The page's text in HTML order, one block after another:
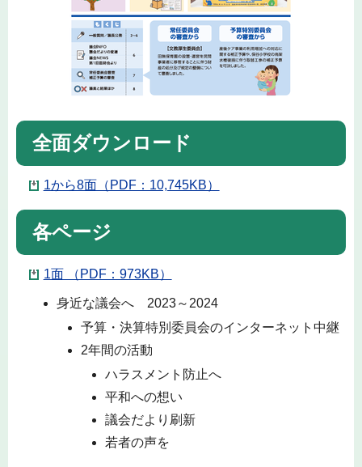
全面ダウンロード
1から8面（PDF：10,745KB）
各ページ
1面 （PDF：973KB）
身近な議会へ 2023～2024
予算・決算特別委員会のインターネット中継
2年間の活動
ハラスメント防止へ
平和への想い
議会だより刷新
若者の声を